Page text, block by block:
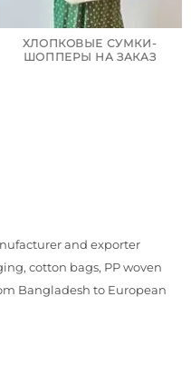
ХЛОПКОВЫЕ СУМКИ-
ШОППЕРЫ НА ЗАКАЗ
and exporter
cotton bags, PP woven
Bangladesh to European